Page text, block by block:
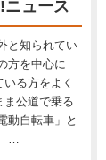
ニュース
と知られてい
方を中心に
いる方をよく
ま公道で乗る
動自転車」と
…